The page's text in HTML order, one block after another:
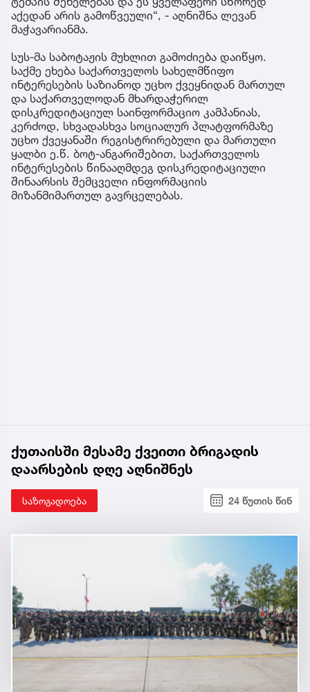
აქედან არის გამოწვეული“, - აღნიშნა ლევან
მაჭავარიანმა.
სუს-მა საბოტაჟის მუხლით გამოძიება დაიწყო.
საქმე ეხება საქართველოს სახელმწიფო
ინტერესების საზიანოდ უცხო ქვეყნიდან მართულ
და საქართველოდან მხარდაჭერილ
დისკრედიტაციულ საინფორმაციო კამპანიას,
კერძოდ, სხვადასხვა სოციალურ პლატფორმაზე
უცხო ქვეყანაში რეგისტრირებული და მართული
ყალბი ე.წ. ბოტ-ანგარიშებით, საქართველოს
ინტერესების წინააღმდეგ დისკრედიტაციული
შინაარსის შემცველი ინფორმაციის
მიზანმიმართულ გავრცელებას.
ქუთაისში მესამე ქვეითი ბრიგადის
დაარსების დღე აღნიშნეს
საზოგადოება 24 წუთის წინ